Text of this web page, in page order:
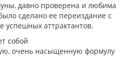
давно проверена и любима
сделано ее переиздание с
успешных аттрактантов.
собой
очень насыщенную формулу